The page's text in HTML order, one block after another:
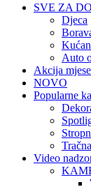
SVE ZA
Djeca
Auto
Akcija
NOVO
Popularne
Video